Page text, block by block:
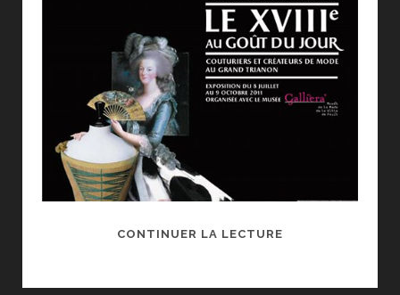
CONTINUER LA LECTURE